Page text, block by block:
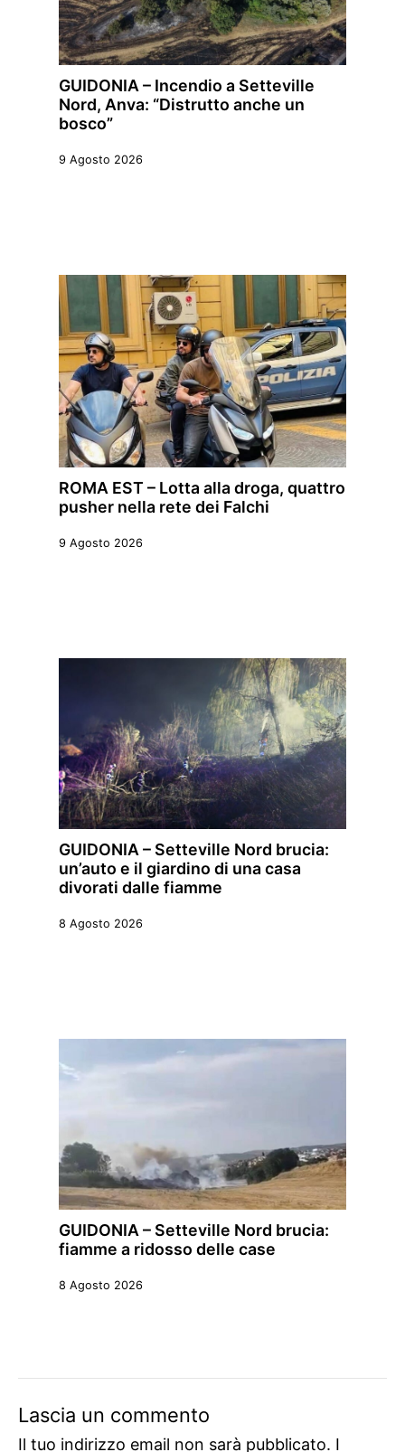
GUIDONIA – Incendio a Setteville
Nord, Anva: “Distrutto anche un
bosco”
9 Agosto 2026
ROMA EST – Lotta alla droga, quattro
pusher nella rete dei Falchi
9 Agosto 2026
GUIDONIA – Setteville Nord brucia:
un’auto e il giardino di una casa
divorati dalle fiamme
8 Agosto 2026
GUIDONIA – Setteville Nord brucia:
fiamme a ridosso delle case
8 Agosto 2026
Lascia un commento
Il tuo indirizzo email non sarà pubblicato. I